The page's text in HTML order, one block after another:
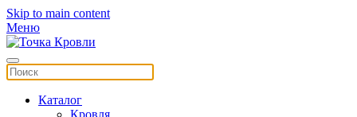
Skip to main content
Меню
Каталог
Кровля